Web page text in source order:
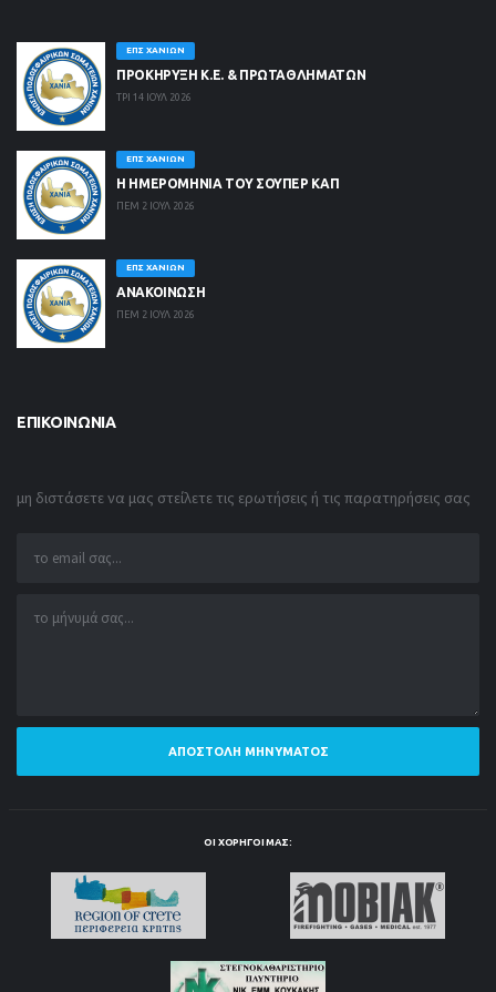
ΕΠΣ ΧΑΝΊΩΝ
ΠΡΟΚΗΡΥΞΗ Κ.Ε. & ΠΡΩΤΑΘΛΗΜΑΤΩΝ
ΤΡΙ 14 ΙΟΥΛ 2026
ΕΠΣ ΧΑΝΊΩΝ
Η ΗΜΕΡΟΜΗΝΙΑ ΤΟΥ ΣΟΥΠΕΡ ΚΑΠ
ΠΕΜ 2 ΙΟΥΛ 2026
ΕΠΣ ΧΑΝΊΩΝ
ΑΝΑΚΟΙΝΩΣΗ
ΠΕΜ 2 ΙΟΥΛ 2026
ΕΠΙΚΟΙΝΩΝΊΑ
μη διστάσετε να μας στείλετε τις ερωτήσεις ή τις παρατηρήσεις σας
ΑΠΟΣΤΟΛΉ ΜΗΝΎΜΑΤΟΣ
ΟΙ ΧΟΡΗΓΟΊ ΜΑΣ: